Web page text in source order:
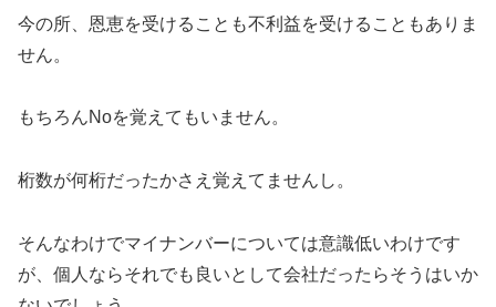
今の所、恩恵を受けることも不利益を受けることもありま
せん。
もちろんNoを覚えてもいません。
桁数が何桁だったかさえ覚えてませんし。
そんなわけでマイナンバーについては意識低いわけです
が、個人ならそれでも良いとして会社だったらそうはいか